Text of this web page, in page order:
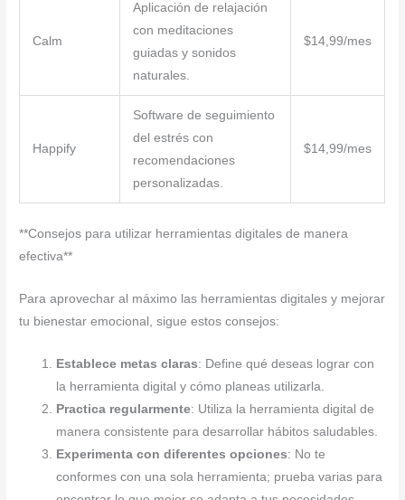
Calm
Aplicación de relajación
con meditaciones
guiadas y sonidos
naturales.
$14,99/mes
Happify
Software de seguimiento
del estrés con
recomendaciones
personalizadas.
$14,99/mes
**Consejos para utilizar herramientas digitales de manera
efectiva**
Para aprovechar al máximo las herramientas digitales y mejorar
tu bienestar emocional, sigue estos consejos:
Establece metas claras: Define qué deseas lograr con
la herramienta digital y cómo planeas utilizarla.
Practica regularmente: Utiliza la herramienta digital de
manera consistente para desarrollar hábitos saludables.
Experimenta con diferentes opciones: No te
conformes con una sola herramienta; prueba varias para